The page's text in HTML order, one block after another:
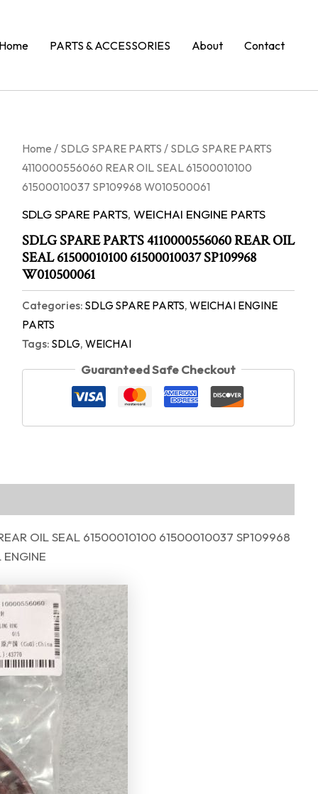
PARTS & ACCESSORIES About Contact
Home / SDLG SPARE PARTS / SDLG SPARE PARTS
4110000556060 REAR OIL SEAL 61500010100
61500010037 SP109968 W010500061
SDLG SPARE PARTS, WEICHAI ENGINE PARTS
SDLG SPARE PARTS 4110000556060 REAR OIL
SEAL 61500010100 61500010037 SP109968
W010500061
Categories: SDLG SPARE PARTS, WEICHAI ENGINE
PARTS
Tags: SDLG, WEICHAI
Guaranteed Safe Checkout
OIL SEAL 61500010100 61500010037 SP109968